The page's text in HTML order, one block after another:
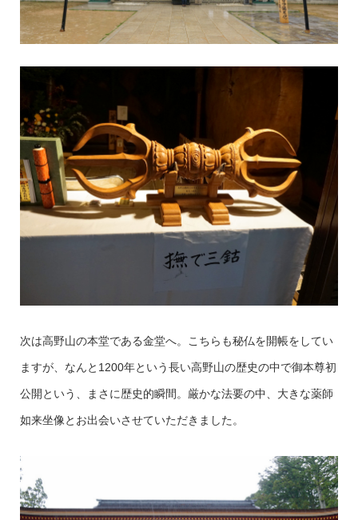
次は高野山の本堂である金堂へ。こちらも秘仏を開帳をしてい
ますが、なんと1200年という長い高野山の歴史の中で御本尊初
公開という、まさに歴史的瞬間。厳かな法要の中、大きな薬師
如来坐像とお出会いさせていただきました。